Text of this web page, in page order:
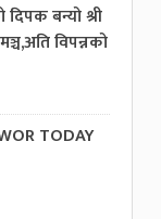
बन्यो श्री
विपन्नको
TODAY